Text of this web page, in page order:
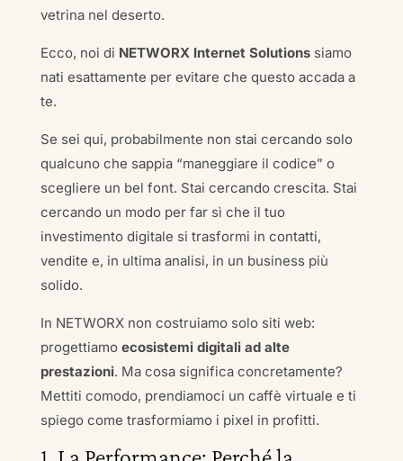
vetrina nel deserto.
Ecco, noi di NETWORX Internet Solutionssiamo
nati esattamente per evitare che questo accada a
te.
Se sei qui, probabilmente non stai cercando solo
qualcuno che sappia “maneggiare il codice” o
scegliere un bel font. Stai cercando crescita. Stai
cercando un modo per far sì che il tuo
investimento digitale si trasformi in contatti,
vendite e, in ultima analisi, in un business più
solido.
In NETWORX non costruiamo solo siti web:
progettiamo ecosistemi digitali ad alte
prestazioni. Ma cosa significa concretamente?
Mettiti comodo, prendiamoci un caffè virtuale e ti
spiego come trasformiamo i pixel in profitti.